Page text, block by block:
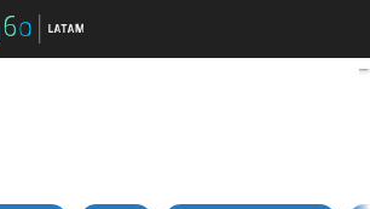
Agrotech, aliada para mitigar la